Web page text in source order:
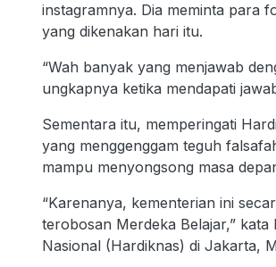
instagramnya. Dia meminta para
yang dikenakan hari itu.
“Wah banyak yang menjawab
ungkapnya ketika mendapati
Sementara itu, memperingati
yang menggenggam teguh
mampu menyongsong masa
“Karenanya, kementerian ini
terobosan Merdeka Belajar,”
Nasional (Hardiknas) di Jakarta,